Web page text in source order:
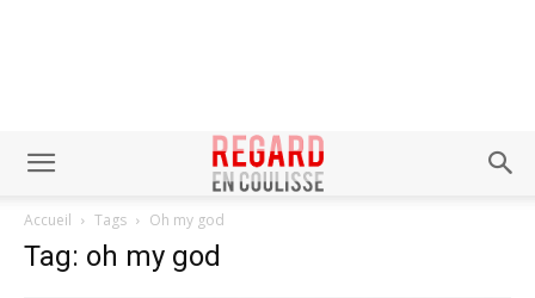
Accueil Tags Oh my god
Tag: oh my god